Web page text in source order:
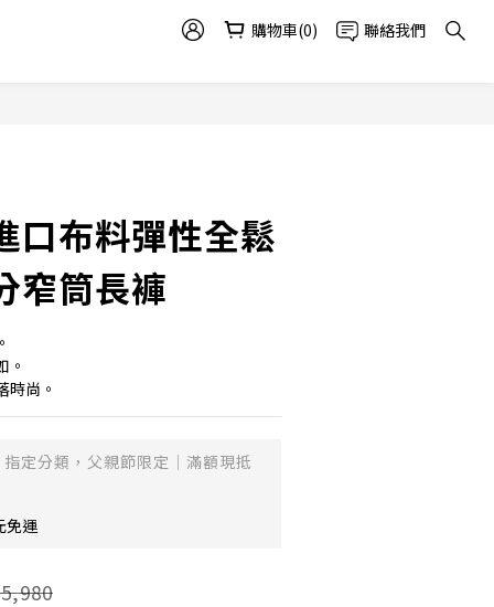
購物車(0) 聯絡我們
口布料彈性全鬆
窄筒長褲
。
時尚。
指定分類，父親節限定｜滿額現抵
免運